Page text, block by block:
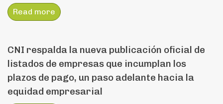
Read more
CNI respalda la nueva publicación oficial de
listados de empresas que incumplan los
plazos de pago, un paso adelante hacia la
equidad empresarial